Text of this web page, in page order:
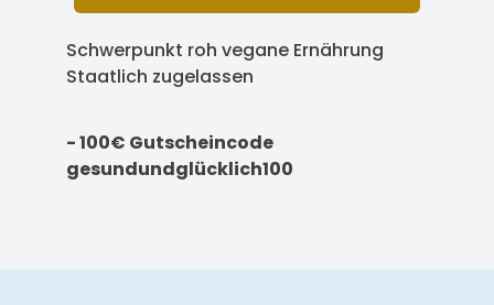
Schwerpunkt roh vegane Ernährung
Staatlich zugelassen
- 100€ Gutscheincode
gesundundglücklich100